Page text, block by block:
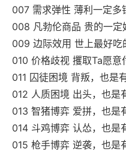
007 需求弹性 薄利一定多
008 凡勃伦商品 贵的一定
009 边际效用 世上最好吃
010 价格歧视 攫取Ta愿
011 囚徒困境 背叛，也是
012 人质困境 出头，也是
013 智猪博弈 爱拼，也是
014 斗鸡博弈 认怂，也是
015 枪手博弈 逆袭，也是